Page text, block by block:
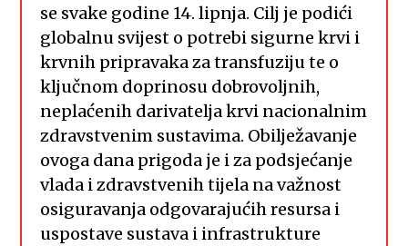
se svake godine 14. lipnja. Cilj je podići
globalnu svijest o potrebi sigurne krvi i
krvnih pripravaka za transfuziju te o
ključnom doprinosu dobrovoljnih,
neplaćenih darivatelja krvi nacionalnim
zdravstvenim sustavima. Obilježavanje
ovoga dana prigoda je i za podsjećanje
vlada i zdravstvenih tijela na važnost
osiguravanja odgovarajućih resursa i
uspostave sustava i infrastrukture